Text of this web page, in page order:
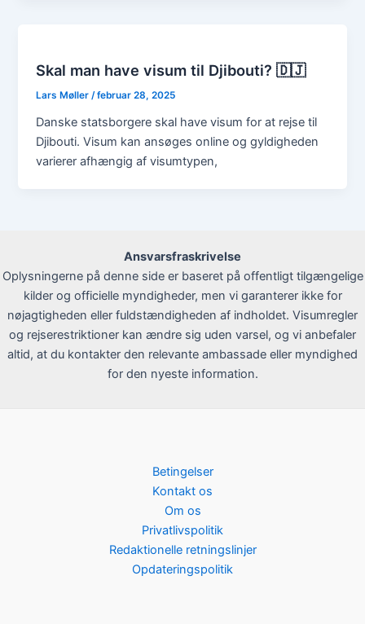
Skal man have visum til Djibouti? 🇩🇯
Lars Møller/februar 28, 2025
Danske statsborgere skal have visum for at rejse til
Djibouti. Visum kan ansøges online og gyldigheden
varierer afhængig af visumtypen,
Ansvarsfraskrivelse
Oplysningerne på denne side er baseret på offentligt tilgængelige
kilder og officielle myndigheder, men vi garanterer ikke for
nøjagtigheden eller fuldstændigheden af indholdet. Visumregler
og rejserestriktioner kan ændre sig uden varsel, og vi anbefaler
altid, at du kontakter den relevante ambassade eller myndighed
for den nyeste information.
Betingelser
Kontakt os
Om os
Privatlivspolitik
Redaktionelle retningslinjer
Opdateringspolitik